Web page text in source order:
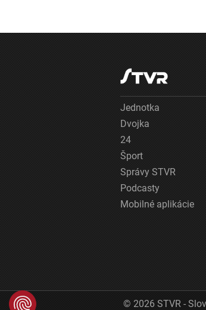
Jednotka
Dvojka
24
Šport
Správy STVR
Podcasty
Mobilné aplikácie
© 2026 STVR -